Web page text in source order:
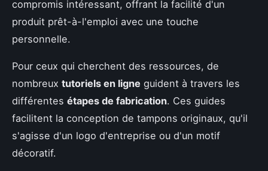
compromis intéressant, offrant la facilité d'un
produit prêt-à-l'emploi avec une touche
personnelle.
Pour ceux qui cherchent des ressources, de
nombreux tutoriels en ligne guident à travers les
différentes étapes de fabrication. Ces guides
facilitent la conception de tampons originaux, qu'il
s'agisse d'un logo d'entreprise ou d'un motif
décoratif.